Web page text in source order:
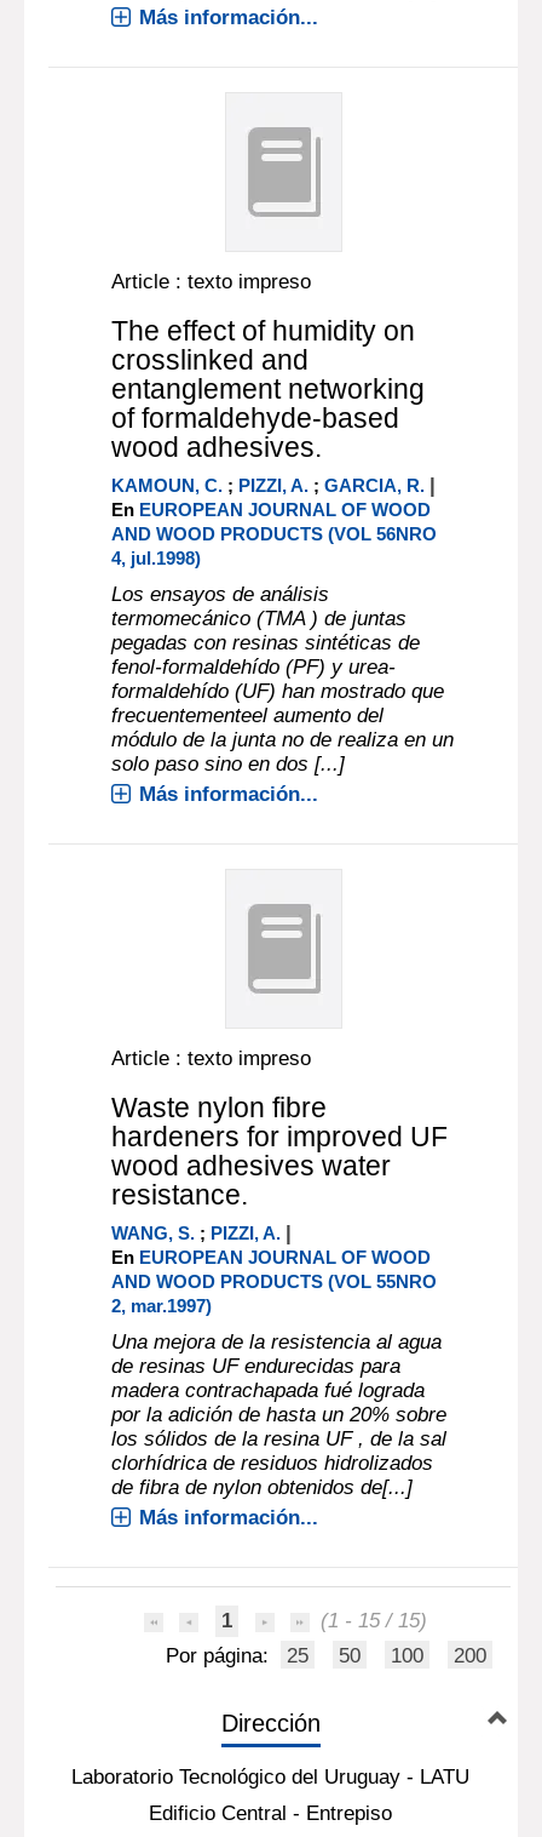
Más información...
Article : texto impreso
The effect of humidity on
crosslinked and
entanglement networking
of formaldehyde-based
wood adhesives.
KAMOUN, C. ; PIZZI, A. ;GARCIA, R. |
En EUROPEAN JOURNAL OF WOOD
AND WOOD PRODUCTS (VOL 56NRO
4, jul.1998)
Los ensayos de análisis
termomecánico (TMA ) de juntas
pegadas con resinas sintéticas de
fenol-formaldehído (PF) y urea-
formaldehído (UF) han mostrado que
frecuentementeel aumento del
módulo de la junta no de realiza en un
solo paso sino en dos [...]
Más información...
Article : texto impreso
Waste nylon fibre
hardeners for improved UF
wood adhesives water
resistance.
WANG, S. ; PIZZI, A. |
En EUROPEAN JOURNAL OF WOOD
AND WOOD PRODUCTS (VOL 55NRO
2, mar.1997)
Una mejora de la resistencia al agua
de resinas UF endurecidas para
madera contrachapada fué lograda
por la adición de hasta un 20% sobre
los sólidos de la resina UF , de la sal
clorhídrica de residuos hidrolizados
de fibra de nylon obtenidos de[...]
Más información...
1
(1 - 15 / 15)
Por página:
25 50 100 200
Dirección
Laboratorio Tecnológico del Uruguay - LATU
Edificio Central - Entrepiso